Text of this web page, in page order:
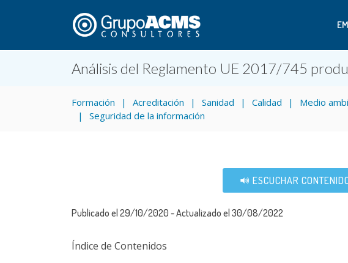
Análisis del Reglamento UE 2017/745
Formación Acreditación Sanidad Calidad Medio
Seguridad de la información
ESCUCHAR
Publicado el 29/10/2020 - Actualizado el 30/08/2022
Índice de Contenidos